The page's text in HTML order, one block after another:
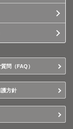
問（FAQ）
方針